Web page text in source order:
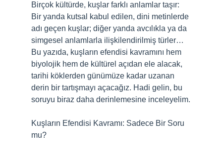
Birçok kültürde, kuşlar farklı anlamlar taşır:
Bir yanda kutsal kabul edilen, dini metinlerde
adı geçen kuşlar; diğer yanda avcılıkla ya da
simgesel anlamlarla ilişkilendirilmiş türler…
Bu yazıda, kuşların efendisi kavramını hem
biyolojik hem de kültürel açıdan ele alacak,
tarihi köklerden günümüze kadar uzanan
derin bir tartışmayı açacağız. Hadi gelin, bu
soruyu biraz daha derinlemesine inceleyelim.
Kuşların Efendisi Kavramı: Sadece Bir Soru
mu?